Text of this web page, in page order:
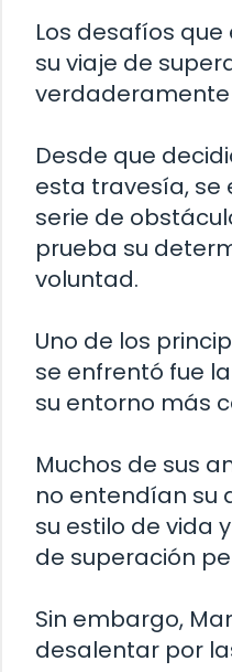
Los desafíos
su viaje de
Desde que
esta travesía, se
serie de
prueba su
voluntad.
Uno de los
se enfrentó fue
su entorno más
Muchos de sus
no entendían su
su estilo de vida
de superación
Sin embargo,
desalentar por